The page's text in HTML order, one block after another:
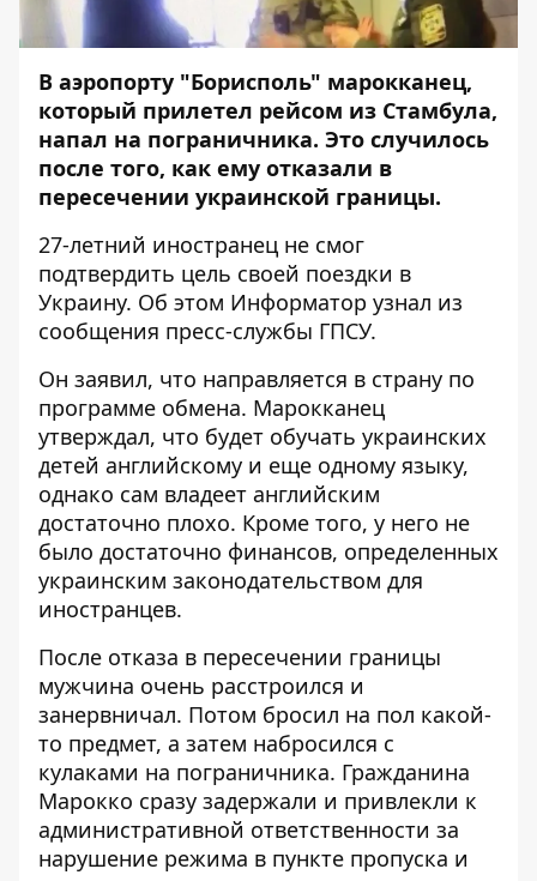
В аэропорту "Борисполь" марокканец,
который прилетел рейсом из Стамбула,
напал на пограничника. Это случилось
после того, как ему отказали в
пересечении украинской границы.
27-летний иностранец не смог
подтвердить цель своей поездки в
Украину. Об этом Информатор узнал из
сообщения пресс-службы ГПСУ.
Он заявил, что направляется в страну по
программе обмена. Марокканец
утверждал, что будет обучать украинских
детей английскому и еще одному языку,
однако сам владеет английским
достаточно плохо. Кроме того, у него не
было достаточно финансов, определенных
украинским законодательством для
иностранцев.
После отказа в пересечении границы
мужчина очень расстроился и
занервничал. Потом бросил на пол какой-
то предмет, а затем набросился с
кулаками на пограничника. Гражданина
Марокко сразу задержали и привлекли к
административной ответственности за
нарушение режима в пункте пропуска и